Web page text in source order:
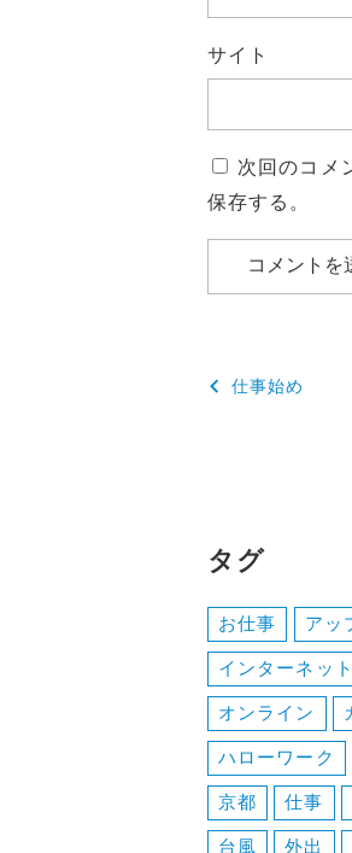
サイト
次回のコメ
保存する。
投
ゲ
シ
ョ
ン
仕事始め
タグ
お仕事 アッ
インターネット
オンライン
ハローワーク
京都 仕事
台風 外出